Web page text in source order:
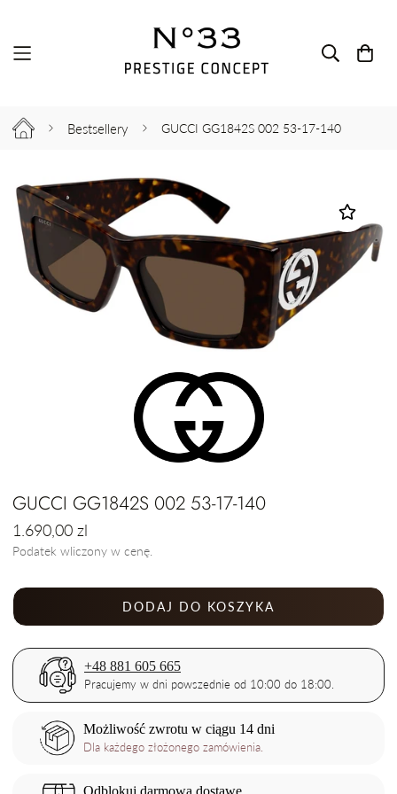
Bestsellery GUCCI GG1842S 002 53-17-140
GUCCI GG1842S 002 53-17-140
Cena
regularna
1.690,00 zl
Podatek wliczony w cenę.
DODAJ DO KOSZYKA
+48 881 605 665
Pracujemy w dni powszednie od 10:00 do 18:00.
Możliwość zwrotu w ciągu 14 dni
Dla każdego złożonego zamówienia.
Odblokuj darmową dostawe